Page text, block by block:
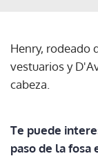
Henry, rodeado
vestuarios y
cabeza.
Te puede
paso de la fosa